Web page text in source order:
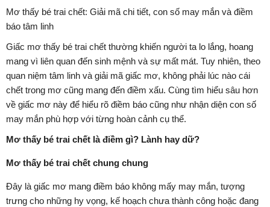
Mơ thấy bé trai chết: Giải mã chi tiết, con số may mắn và điềm
báo tâm linh
Giấc mơ thấy bé trai chết thường khiến người ta lo lắng, hoang
mang vì liên quan đến sinh mệnh và sự mất mát. Tuy nhiên, theo
quan niệm tâm linh và giải mã giấc mơ, không phải lúc nào cái
chết trong mơ cũng mang đến điềm xấu. Cùng tìm hiểu sâu hơn
về giấc mơ này để hiểu rõ điềm báo cũng như nhận diện con số
may mắn phù hợp với từng hoàn cảnh cụ thể.
Mơ thấy bé trai chết là điềm gì? Lành hay dữ?
Mơ thấy bé trai chết chung chung
Đây là giấc mơ mang điềm báo không mấy may mắn, tượng
trưng cho những hy vọng, kế hoạch chưa thành công hoặc đang